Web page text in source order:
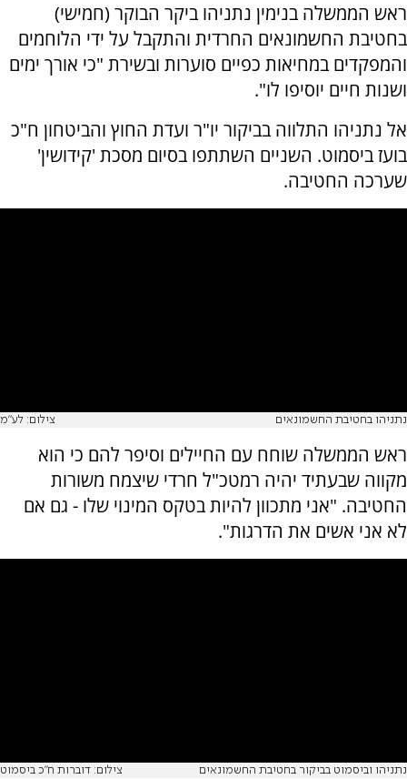
ראש הממשלה בנימין נתניהו ביקר הבוקר (חמישי)
בחטיבת החשמונאים החרדית והתקבל על ידי הלוחמים
והמפקדים במחיאות כפיים סוערות ובשירת "כי אורך ימים
ושנות חיים יוסיפו לו".
אל נתניהו התלווה בביקור יו"ר ועדת החוץ והביטחון ח"כ
בועז ביסמוט. השניים השתתפו בסיום מסכת 'קידושין'
שערכה החטיבה.
נתניהו בחטיבת החשמונאים צילום: לע"מ
ראש הממשלה שוחח עם החיילים וסיפר להם כי הוא
מקווה שבעתיד יהיה רמטכ"ל חרדי שיצמח משורות
החטיבה. "אני מתכוון להיות בטקס המינוי שלו - גם אם
לא אני אשים את הדרגות".
נתניהו וביסמוט בביקור בחטיבת החשמונאים צילום: דוברות ח"כ ביסמוט